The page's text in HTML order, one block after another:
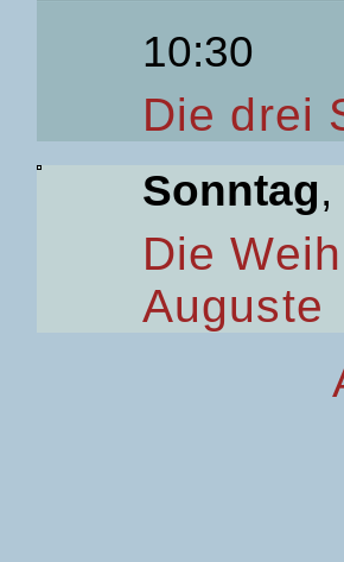
10:30
Die drei
Sonntag
Die
Auguste